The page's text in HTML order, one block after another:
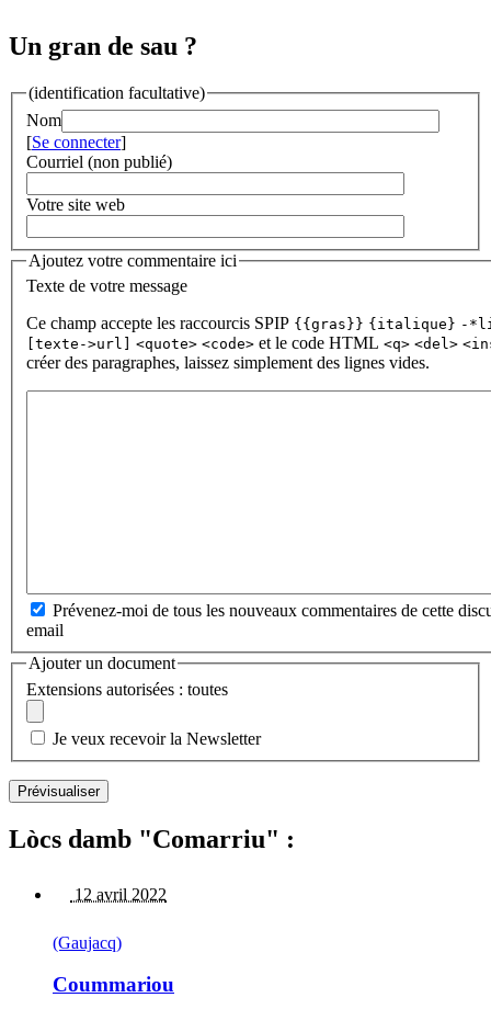
Un gran de sau ?
(identification facultative)
Nom
[Se connecter]
Courriel (non publié)
Votre site web
Ajoutez votre commentaire ici
Texte de votre message
Ce champ accepte les raccourcis SPIP {{gras}} {italique} -
[texte->url]
<quote> <code> et le code HTML <q> <del>
créer des paragraphes, laissez simplement des lignes vides.
Prévenez-moi de tous les nouveaux commentaires de cette
email
Ajouter un document
Extensions autorisées : toutes
Je veux recevoir la Newsletter
Lòcs damb "Comarriu" :
12 avril 2022
(Gaujacq)
Coummariou